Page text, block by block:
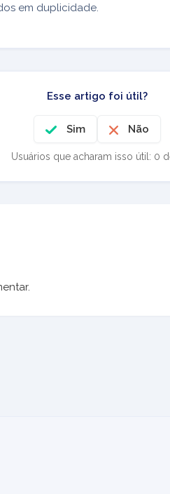
em duplicidade.
Esse artigo foi útil?
Sim Não
Usuários que acharam isso útil: 0